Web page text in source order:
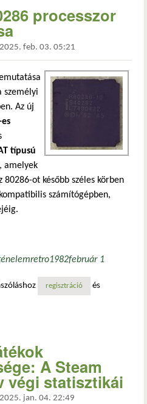
processzor
2025. feb. 03. 05:21
Az új
típusú
amelyek
ot később széles körben
számítógépben,
retro1982február 1
processzor bemutatása tartalommal
regisztráció és
A Steam
végi statisztikái
2025. jan. 04. 22:49